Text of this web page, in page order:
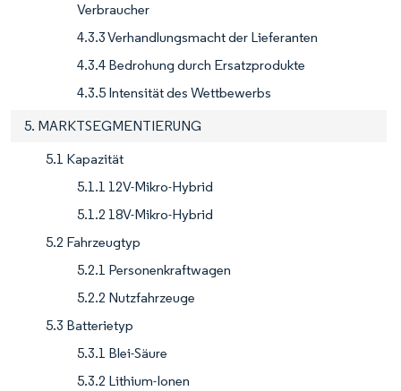
Verbraucher
4.3.3 Verhandlungsmacht der Lieferanten
4.3.4 Bedrohung durch Ersatzprodukte
4.3.5 Intensität des Wettbewerbs
5. MARKTSEGMENTIERUNG
5.1 Kapazität
5.1.1 12V-Mikro-Hybrid
5.1.2 18V-Mikro-Hybrid
5.2 Fahrzeugtyp
5.2.1 Personenkraftwagen
5.2.2 Nutzfahrzeuge
5.3 Batterietyp
5.3.1 Blei-Säure
5.3.2 Lithium-Ionen